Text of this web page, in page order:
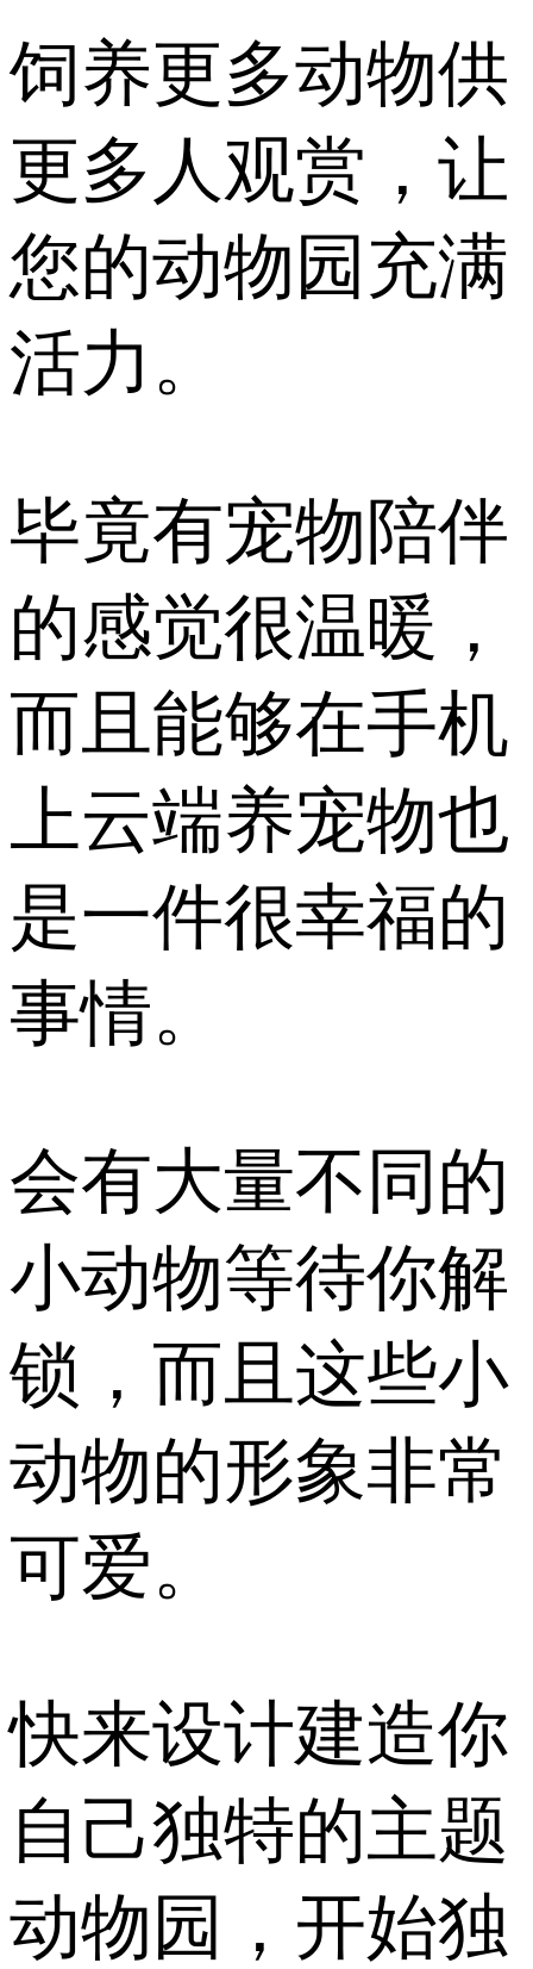
饲养更多动物供
更多人观赏，让
您的动物园充满
活力。
毕竟有宠物陪伴
的感觉很温暖，
而且能够在手机
上云端养宠物也
是一件很幸福的
事情。
会有大量不同的
小动物等待你解
锁，而且这些小
动物的形象非常
可爱。
快来设计建造你
自己独特的主题
动物园，开始独